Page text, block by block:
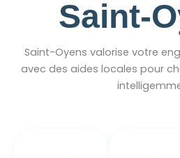
Saint-
Saint-Oyens valorise votre
avec des aides locales pour